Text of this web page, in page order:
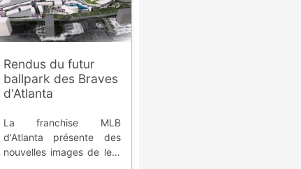
Rendus du futur
ballpark des Braves
d'Atlanta
La franchise MLB
d'Atlanta présente des
nouvelles images de leur